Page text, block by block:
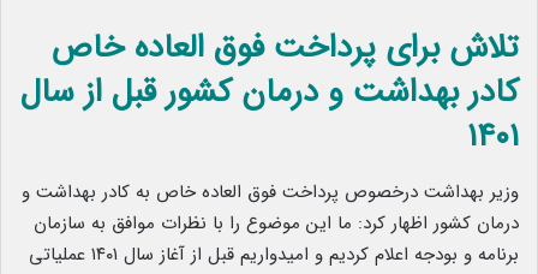
تلاش برای پرداخت فوق العاده خاص
کادر بهداشت و درمان کشور قبل از سال
۱۴۰۱
وزیر بهداشت درخصوص پرداخت فوق العاده خاص به کادر بهداشت و
درمان کشور اظهار کرد: ما این موضوع را با نظرات موافق به سازمان
برنامه و بودجه اعلام کردیم و امیدواریم قبل از آغاز سال ۱۴۰۱ عملیاتی